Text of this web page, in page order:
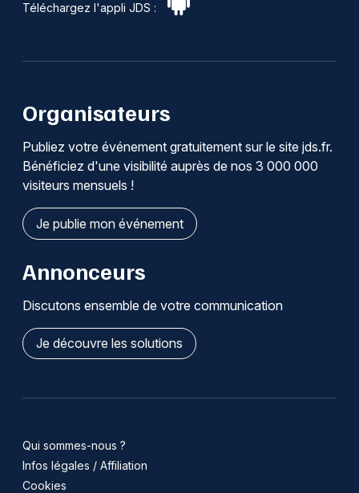
Téléchargez l'appli JDS :
Organisateurs
Publiez votre événement gratuitement sur le site jds.fr.
Bénéficiez d'une visibilité auprès de nos 3 000 000
visiteurs mensuels !
Je publie mon événement
Annonceurs
Discutons ensemble de votre communication
Je découvre les solutions
Qui sommes-nous ?
Infos légales / Affiliation
Cookies